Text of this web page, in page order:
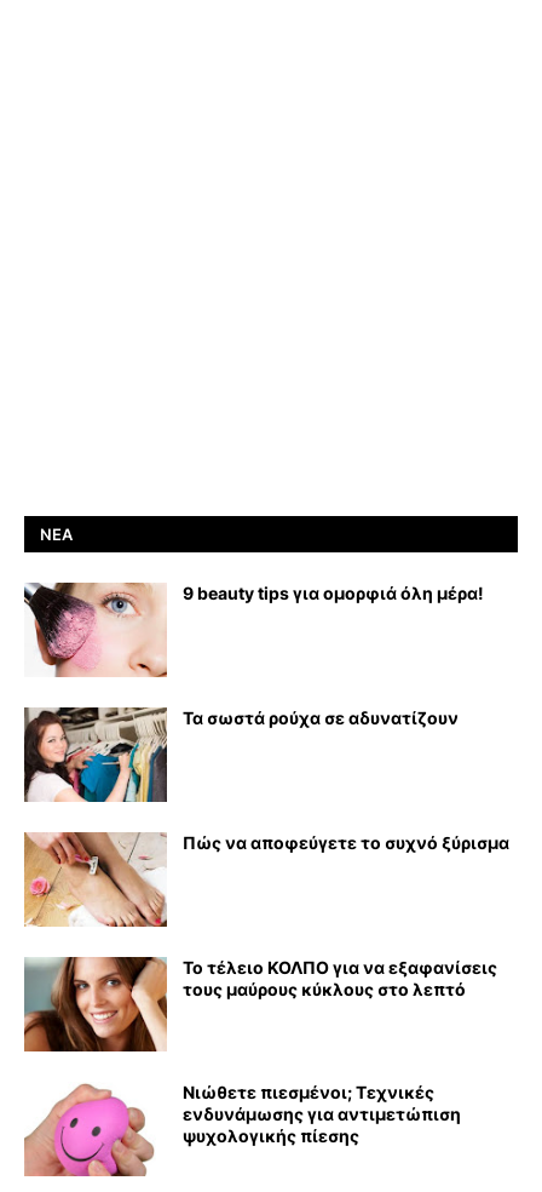
ΝΈΑ
9 beauty tips για ομορφιά όλη μέρα!
Τα σωστά ρούχα σε αδυνατίζουν
Πώς να αποφεύγετε το συχνό ξύρισμα
Το τέλειο ΚΟΛΠΟ για να εξαφανίσεις
τους μαύρους κύκλους στο λεπτό
Νιώθετε πιεσμένοι; Τεχνικές
ενδυνάμωσης για αντιμετώπιση
ψυχολογικής πίεσης